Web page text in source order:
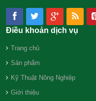
Điều khoản dịch vụ
Trang chủ
Sản phẩm
Kỹ Thuật Nông Nghiệp
Giới thiệu